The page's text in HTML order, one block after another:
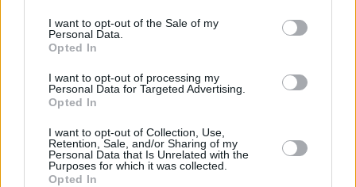
cualquier momento entrando de nuevo en este sitio web o
visitando nuestra política de privacidad.
I want to opt-out of the Sale of my
Personal Data.
Opted In
I want to opt-out of processing my
Personal Data for Targeted Advertising.
Opted In
I want to opt-out of Collection, Use,
Retention, Sale, and/or Sharing of my
Personal Data that Is Unrelated with the
Purposes for which it was collected.
Opted In